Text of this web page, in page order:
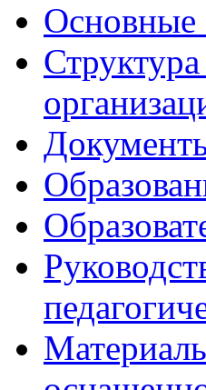
Основные